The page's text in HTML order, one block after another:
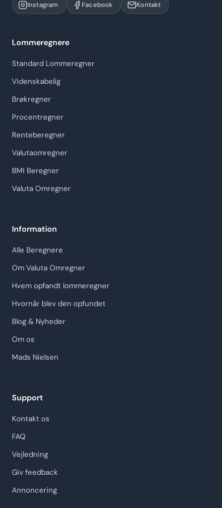
Instagram Facebook Kontakt
Lommeregnere
Standard Lommeregner
Videnskabelig
Brøkregner
Procentregner
Renteberegner
Valutaomregner
BMI Beregner
Valuta Omregner
Information
Alle Beregnere
Om Valuta Omregner
Hvem opfandt lommeregner
Hvornår blev den opfundet
Blog & Nyheder
Om os
Mads Nielsen
Support
Kontakt os
FAQ
Vejledning
Giv feedback
Annoncering